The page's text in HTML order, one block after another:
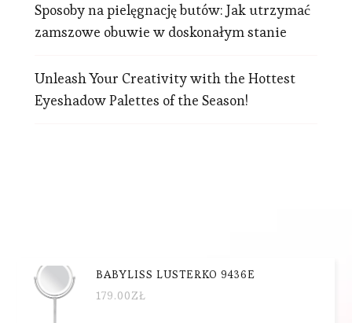
Sposoby na pielęgnację butów: Jak utrzymać
zamszowe obuwie w doskonałym stanie
Unleash Your Creativity with the Hottest
Eyeshadow Palettes of the Season!
BABYLISS LUSTERKO 9436E
179.00ZŁ